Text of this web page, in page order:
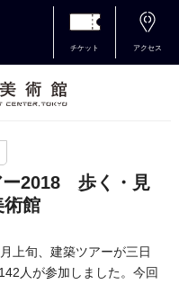
チケット アクセス
2018 歩く・見
術館
上旬、建築ツアーが三日
人が参加しました。今回